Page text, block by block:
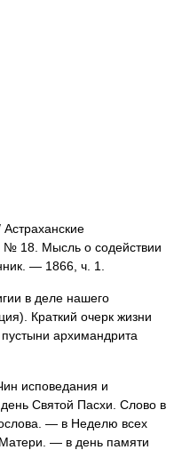
18. Мысль о содействии
— 1866, ч. 1.
в деле нашего
Краткий очерк жизни
архимандрита
исповедания и
Святой Пасхи. Слово в
— в Неделю всех
— в день памяти